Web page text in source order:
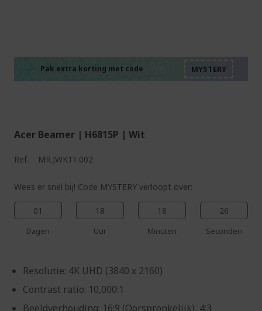
Pak extra korting met code
Acer Beamer | H6815P | Wit
Ref. MR.JWK11.002
Wees er snel bij! Code MYSTERY verloopt over:
01
Dagen
18
Uur
18
Minuten
25
Seconden
Resolutie: 4K UHD (3840 x 2160)
Contrast ratio: 10,000:1
Beeldverhouding: 16:9 (Oorspronkelijk), 4:3